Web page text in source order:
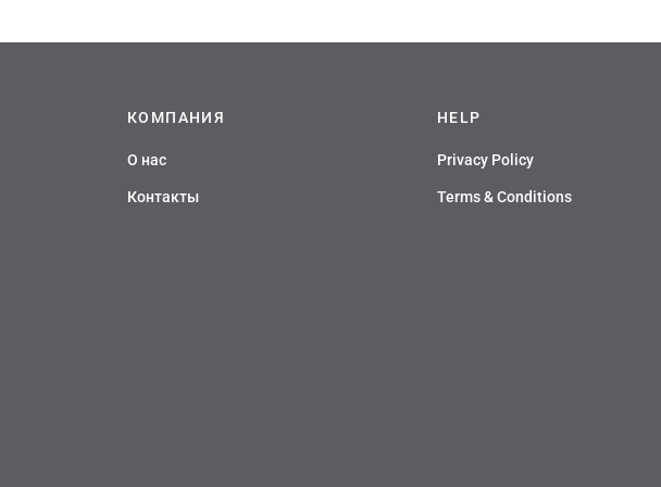
КОМПАНИЯ
О нас
Контакты
HELP
Privacy Policy
Terms & Conditions